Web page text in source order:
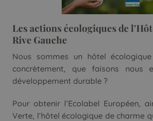
Les actions écologiques de
Rive Gauche
Nous sommes un hôtel
concrètement, que faisons nous
développement durable ?
Pour obtenir l’Ecolabel Européen,
Verte, l’hôtel écologique de charme